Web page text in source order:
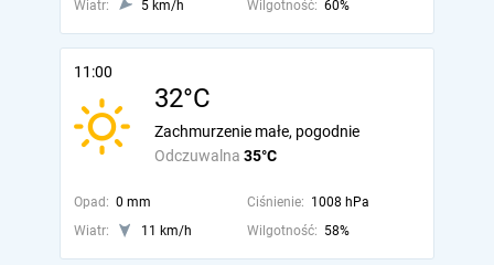
Wiatr: 5 km/h Wilgotność: 60%
11:00
32°C
Odczuwalna 35°C
Zachmurzenie małe, pogodnie
Opad: 0 mm Ciśnienie: 1008 hPa
Wiatr:
11 km/h Wilgotność: 58%